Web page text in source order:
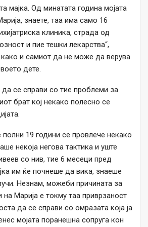
мајка. Од минатата година мојата
знаете, таа има само 16
клиника, страда од
и пие тешки лекарства“,
и самиот да не може да верува
дете.
да се справи со тие проблеми за
брат кој некако полесно се
полни 19 години се провлече некако
некоја негова тактика и уште
со нив, тие 6 месеци пред
им ќе почнеше да вика, знаеше
Незнам, можеби причината за
на Марија е токму таа приврзаност
да се справи со омразата која ја
мојата поранешна сопруга кон